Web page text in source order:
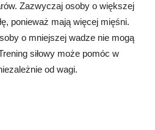
Zazwyczaj osoby o większej
ponieważ mają więcej mięśni.
o mniejszej wadze nie mogą
siłowy może pomóc w
od wagi.